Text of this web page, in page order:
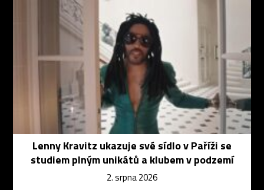
Lenny Kravitz ukazuje své sídlo v Paříži se
studiem plným unikátů a klubem v podzemí
2. srpna 2026